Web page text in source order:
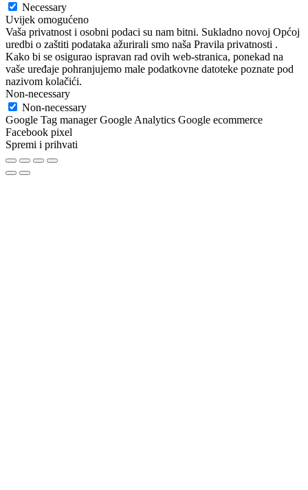
Necessary
Uvijek omogućeno
Vaša privatnost i osobni podaci su nam bitni. Sukladno novoj Općoj
uredbi o zaštiti podataka ažurirali smo naša Pravila privatnosti .
Kako bi se osigurao ispravan rad ovih web-stranica, ponekad na
vaše uređaje pohranjujemo male podatkovne datoteke poznate pod
nazivom kolačići.
Non-necessary
Non-necessary
Google Tag manager Google Analytics Google ecommerce
Facebook pixel
Spremi i prihvati